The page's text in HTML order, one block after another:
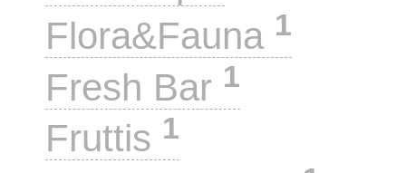
Flora&Fauna 1
Fresh Bar 1
Fruttis 1